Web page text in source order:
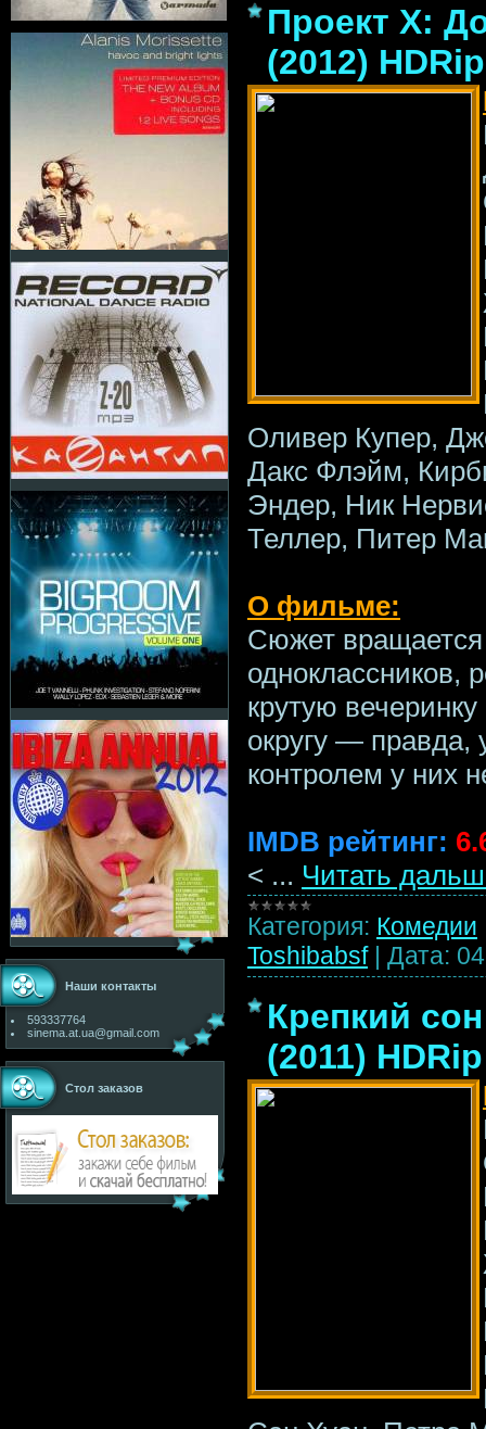
Наши контакты
593337764
sinema.at.ua@gmail.com
Стол заказов
Проект X:
(2012) HDRip
Оливер Купер,
Дакс Флэйм,
Эндер, Ник
Теллер, Питер
О фильме:
Сюжет вращается
одноклассников,
крутую
округу — правда,
контролем у них
IMDB рейтинг:
< ... Читать
Категория: Комедии
Toshibabsf | Дата:
Крепкий
(2011) HDRip